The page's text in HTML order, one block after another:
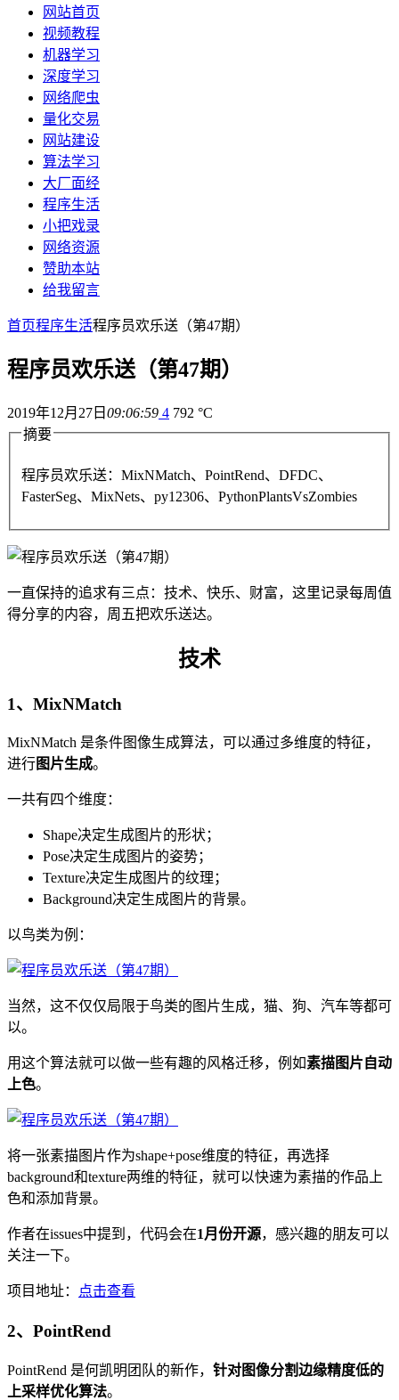
网站首页
视频教程
机器学习
深度学习
网络爬虫
量化交易
网站建设
算法学习
大厂面经
程序生活
小把戏录
网络资源
赞助本站
给我留言
首页程序生活程序员欢乐送（第47期）
程序员欢乐送（第47期）
2019年12月27日 09:06:59 4 792 °C
摘要
程序员欢乐送：MixNMatch、PointRend、DFDC、
FasterSeg、MixNets、py12306、PythonPlantsVsZombies
一直保持的追求有三点：技术、快乐、财富，这里记录每周值
得分享的内容，周五把欢乐送达。
技术
1、MixNMatch
MixNMatch 是条件图像生成算法，可以通过多维度的特征，
进行图片生成。
一共有四个维度：
Shape决定生成图片的形状；
Pose决定生成图片的姿势；
Texture决定生成图片的纹理；
Background决定生成图片的背景。
以鸟类为例：
当然，这不仅仅局限于鸟类的图片生成，猫、狗、汽车等都可
以。
用这个算法就可以做一些有趣的风格迁移，例如素描图片自动
上色。
将一张素描图片作为shape+pose维度的特征，再选择
background和texture两维的特征，就可以快速为素描的作品上
色和添加背景。
作者在issues中提到，代码会在1月份开源，感兴趣的朋友可以
关注一下。
项目地址： 点击查看
2、PointRend
PointRend 是何凯明团队的新作， 针对图像分割边缘精度低的
上采样优化算法。